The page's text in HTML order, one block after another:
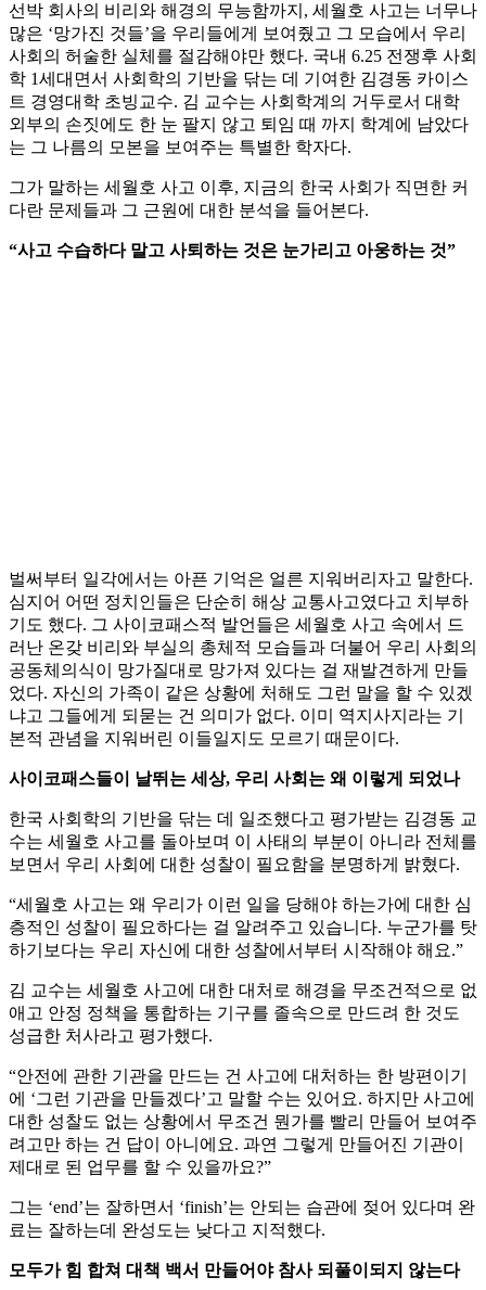
선박 회사의 비리와 해경의 무능함까지, 세월호 사고는 너무나
많은 ‘망가진 것들’을 우리들에게 보여줬고 그 모습에서 우리
사회의 허술한 실체를 절감해야만 했다. 국내 6.25 전쟁후 사회
학 1세대면서 사회학의 기반을 닦는 데 기여한 김경동 카이스
트 경영대학 초빙교수. 김 교수는 사회학계의 거두로서 대학
외부의 손짓에도 한 눈 팔지 않고 퇴임 때 까지 학계에 남았다
는 그 나름의 모본을 보여주는 특별한 학자다.
그가 말하는 세월호 사고 이후, 지금의 한국 사회가 직면한 커
다란 문제들과 그 근원에 대한 분석을 들어본다.
“사고 수습하다 말고 사퇴하는 것은 눈가리고 아웅하는 것”
벌써부터 일각에서는 아픈 기억은 얼른 지워버리자고 말한다.
심지어 어떤 정치인들은 단순히 해상 교통사고였다고 치부하
기도 했다. 그 사이코패스적 발언들은 세월호 사고 속에서 드
러난 온갖 비리와 부실의 총체적 모습들과 더불어 우리 사회의
공동체의식이 망가질대로 망가져 있다는 걸 재발견하게 만들
었다. 자신의 가족이 같은 상황에 처해도 그런 말을 할 수 있겠
냐고 그들에게 되묻는 건 의미가 없다. 이미 역지사지라는 기
본적 관념을 지워버린 이들일지도 모르기 때문이다.
사이코패스들이 날뛰는 세상, 우리 사회는 왜 이렇게 되었나
한국 사회학의 기반을 닦는 데 일조했다고 평가받는 김경동 교
수는 세월호 사고를 돌아보며 이 사태의 부분이 아니라 전체를
보면서 우리 사회에 대한 성찰이 필요함을 분명하게 밝혔다.
“세월호 사고는 왜 우리가 이런 일을 당해야 하는가에 대한 심
층적인 성찰이 필요하다는 걸 알려주고 있습니다. 누군가를 탓
하기보다는 우리 자신에 대한 성찰에서부터 시작해야 해요.”
김 교수는 세월호 사고에 대한 대처로 해경을 무조건적으로 없
애고 안정 정책을 통합하는 기구를 졸속으로 만드려 한 것도
성급한 처사라고 평가했다.
“안전에 관한 기관을 만드는 건 사고에 대처하는 한 방편이기
에 ‘그런 기관을 만들겠다’고 말할 수는 있어요. 하지만 사고에
대한 성찰도 없는 상황에서 무조건 뭔가를 빨리 만들어 보여주
려고만 하는 건 답이 아니에요. 과연 그렇게 만들어진 기관이
제대로 된 업무를 할 수 있을까요?”
그는 ‘end’는 잘하면서 ‘finish’는 안되는 습관에 젖어 있다며 완
료는 잘하는데 완성도는 낮다고 지적했다.
모두가 힘 합쳐 대책 백서 만들어야 참사 되풀이되지 않는다